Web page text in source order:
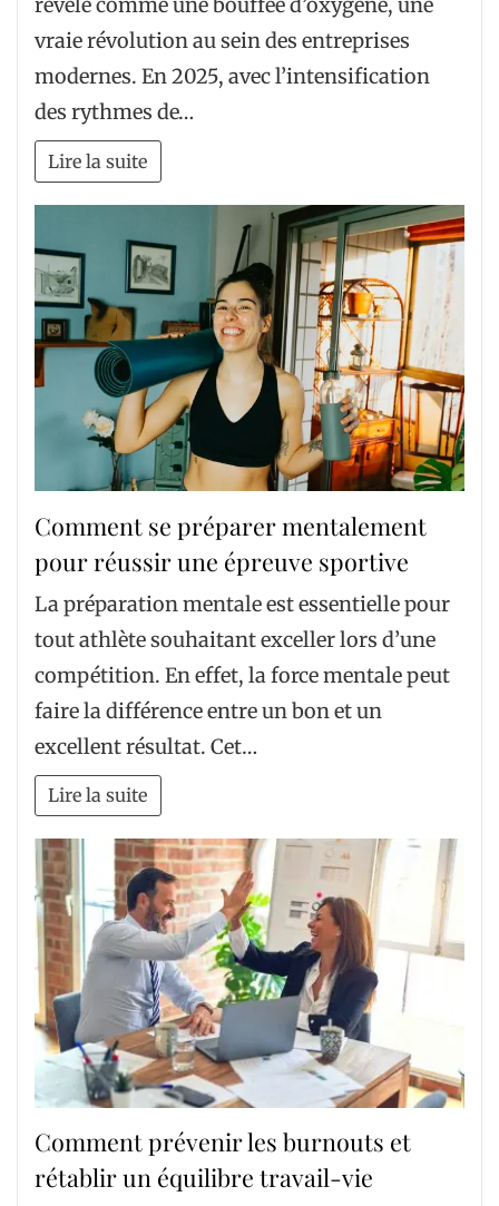
révèle comme une bouffée d’oxygène, une
vraie révolution au sein des entreprises
modernes. En 2025, avec l’intensification
des rythmes de…
Lire la suite
Comment se préparer mentalement
pour réussir une épreuve sportive
La préparation mentale est essentielle pour
tout athlète souhaitant exceller lors d’une
compétition. En effet, la force mentale peut
faire la différence entre un bon et un
excellent résultat. Cet…
Lire la suite
Comment prévenir les burnouts et
rétablir un équilibre travail-vie